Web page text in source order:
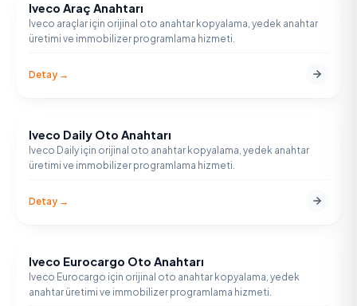
IVECO
Iveco Araç Anahtarı
Iveco araçlar için orijinal oto anahtar kopyalama, yedek anahtar
üretimi ve immobilizer programlama hizmeti.
Detay →
IVECO
Iveco Daily Oto Anahtarı
Iveco Daily için orijinal oto anahtar kopyalama, yedek anahtar
üretimi ve immobilizer programlama hizmeti.
Detay →
IVECO
Iveco Eurocargo Oto Anahtarı
Iveco Eurocargo için orijinal oto anahtar kopyalama, yedek
anahtar üretimi ve immobilizer programlama hizmeti.